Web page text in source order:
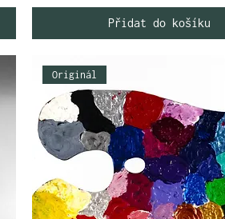
Přidat do košíku
Originál